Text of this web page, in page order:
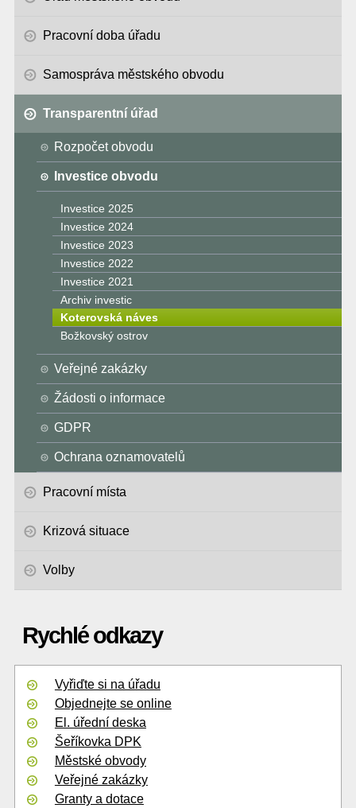
Pracovní doba úřadu
Samospráva městského obvodu
Transparentní úřad
Rozpočet obvodu
Investice obvodu
Investice 2025
Investice 2024
Investice 2023
Investice 2022
Investice 2021
Archiv investic
Koterovská náves
Božkovský ostrov
Veřejné zakázky
Žádosti o informace
GDPR
Ochrana oznamovatelů
Pracovní místa
Krizová situace
Volby
Rychlé odkazy
Vyřiďte si na úřadu
Objednejte se online
El. úřední deska
Šeříkovka DPK
Městské obvody
Veřejné zakázky
Granty a dotace